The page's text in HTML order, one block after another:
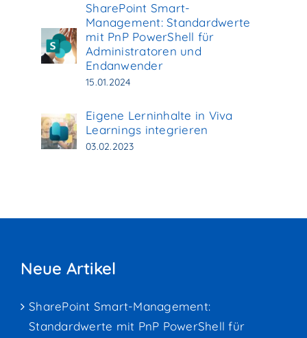
SharePoint Smart-
Management: Standardwerte
mit PnP PowerShell für
Administratoren und
Endanwender
15.01.2024
Eigene Lerninhalte in Viva
Learnings integrieren
03.02.2023
Neue Artikel
SharePoint Smart-Management:
Standardwerte mit PnP PowerShell für